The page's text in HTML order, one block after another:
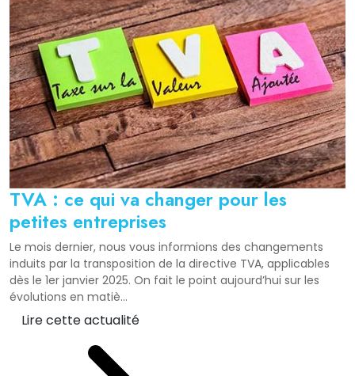
TVA : ce qui va changer pour les
petites entreprises
Le mois dernier, nous vous informions des changements
induits par la transposition de la directive TVA, applicables
dès le 1er janvier 2025. On fait le point aujourd’hui sur les
évolutions en matiè...
Lire cette actualité